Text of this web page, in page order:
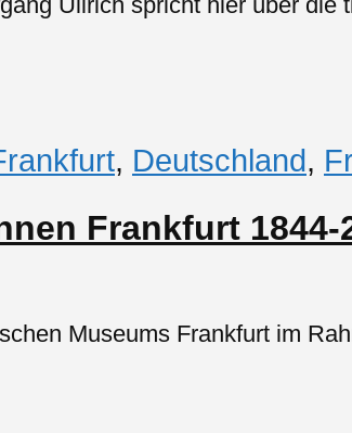
, Deutschland,
Frankfurt
Museums Frankfurt im